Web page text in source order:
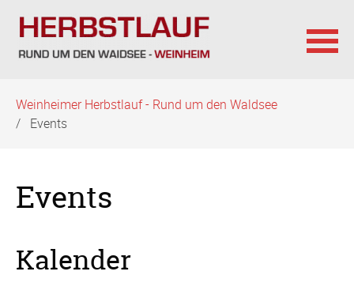
überspringen
Weinheimer Herbstlauf - Rund um den Waldsee
Events
Events
Kalender